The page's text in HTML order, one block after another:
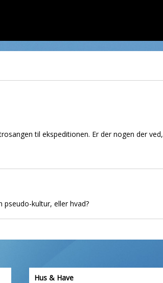
til ekspeditionen. Er der nogen der ved,
pseudo-kultur, eller hvad?
Hus & Have